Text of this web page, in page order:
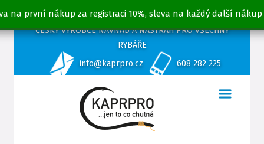
na první nákup za registraci 10%, sleva na každý další nákup
ČESKÝ VÝROBCE NÁVNAD A NÁSTRAH PRO VŠECHNY
RYBÁŘE
info@kaprpro.cz
608 282 225